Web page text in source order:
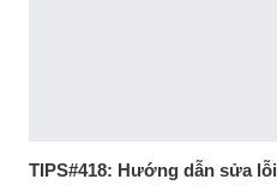
TIPS#418: Hướng dẫn sửa